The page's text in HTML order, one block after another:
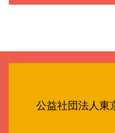
公益社団法人東